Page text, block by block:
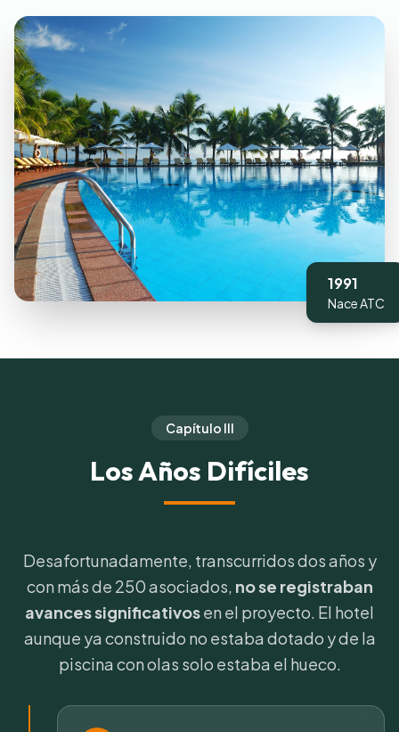
1991
Nace ATC
Capítulo III
Los Años Difíciles
Desafortunadamente, transcurridos dos años y
con más de 250 asociados, no se registraban
avances significativosen el proyecto. El hotel
aunque ya construido no estaba dotado y de la
piscina con olas solo estaba el hueco.